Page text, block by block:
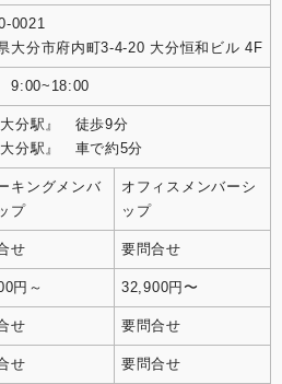
0021
大分市府内町3-4-20 大分恒和ビル 4F
9:00~18:00
分駅』 徒歩9分
分駅』 車で約5分
キングメンバ
プ
オフィスメンバーシ
ップ
せ 要問合せ
円～ 32,900円〜
せ 要問合せ
せ 要問合せ